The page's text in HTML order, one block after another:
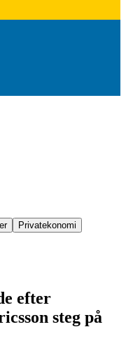
Privatekonomi
efter
steg på